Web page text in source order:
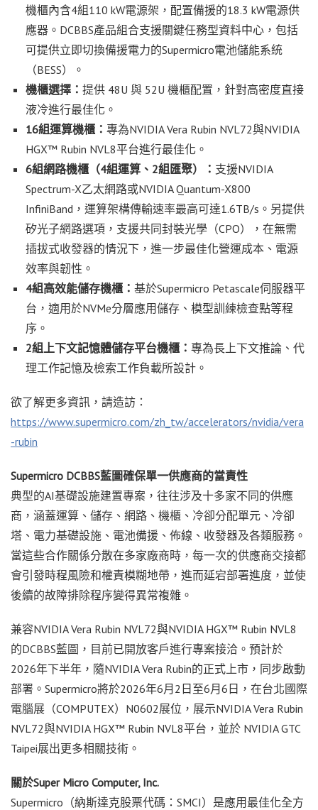
機櫃內含4組110 kW電源架，配置備援的18.3 kW電源供
應器。DCBBS產品組合支援關鍵任務型資料中心，包括
可提供立即切換備援電力的Supermicro電池儲能系統
（BESS）。
機櫃選擇： 提供 48U 與 52U 機櫃配置，針對高密度直接
液冷進行最佳化。
16組運算機櫃： 專為NVIDIA Vera Rubin NVL72與NVIDIA
HGX™ Rubin NVL8平台進行最佳化。
6組網路機櫃（4組運算、 2組匯聚）： 支援NVIDIA
Spectrum-X乙太網路或NVIDIA Quantum-X800
InfiniBand，運算架構傳輸速率最高可達1.6TB/s。另提供
矽光子網路選項，支援共同封裝光學（CPO），在無需
插拔式收發器的情況下，進一步最佳化營運成本、電源
效率與韌性。
4組高效能儲存機櫃： 基於Supermicro Petascale伺服器平
台，適用於NVMe分層應用儲存、模型訓練檢查點等程
序。
2組上下文記憶體儲存平台機櫃： 專為長上下文推論、代
理工作記憶及檢索工作負載所設計。
欲了解更多資訊，請造訪：
https://www.supermicro.com/zh_tw/accelerators/nvidia/vera
-rubin
Supermicro DCBBS藍圖確保單一供應商的當責性
典型的AI基礎設施建置專案，往往涉及十多家不同的供應
商，涵蓋運算、儲存、網路、機櫃、冷卻分配單元、冷卻
塔、電力基礎設施、電池備援、佈線、收發器及各類服務。
當這些合作關係分散在多家廠商時，每一次的供應商交接都
會引發時程風險和權責模糊地帶，進而延宕部署進度，並使
後續的故障排除程序變得異常複雜。
兼容NVIDIA Vera Rubin NVL72與NVIDIA HGX™ Rubin NVL8
的DCBBS藍圖，目前已開放客戶進行專案接洽。預計於
2026年下半年，隨NVIDIA Vera Rubin的正式上市，同步啟動
部署。Supermicro將於2026年6月2日至6月6日，在台北國際
電腦展（COMPUTEX）N0602展位，展示NVIDIA Vera Rubin
NVL72與NVIDIA HGX™ Rubin NVL8平台，並於 NVIDIA GTC
Taipei展出更多相關技術。
關於Super Micro Computer, Inc.
Supermicro（納斯達克股票代碼：SMCI）是應用最佳化全方